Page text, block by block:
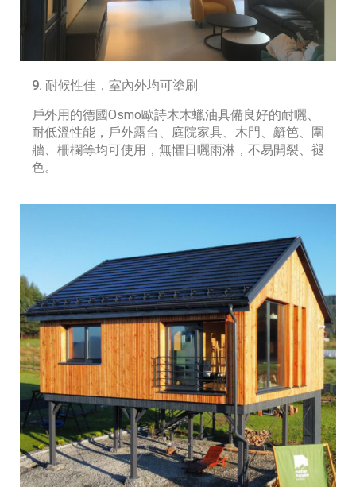
9. 耐候性佳，室內外均可塗刷
戶外用的德國Osmo歐詩木木蠟油具備良好的耐曬、
耐低溫性能，戶外露台、庭院家具、木門、籬笆、圍
牆、柵欄等均可使用，無懼日曬雨淋，不易開裂、褪
色。